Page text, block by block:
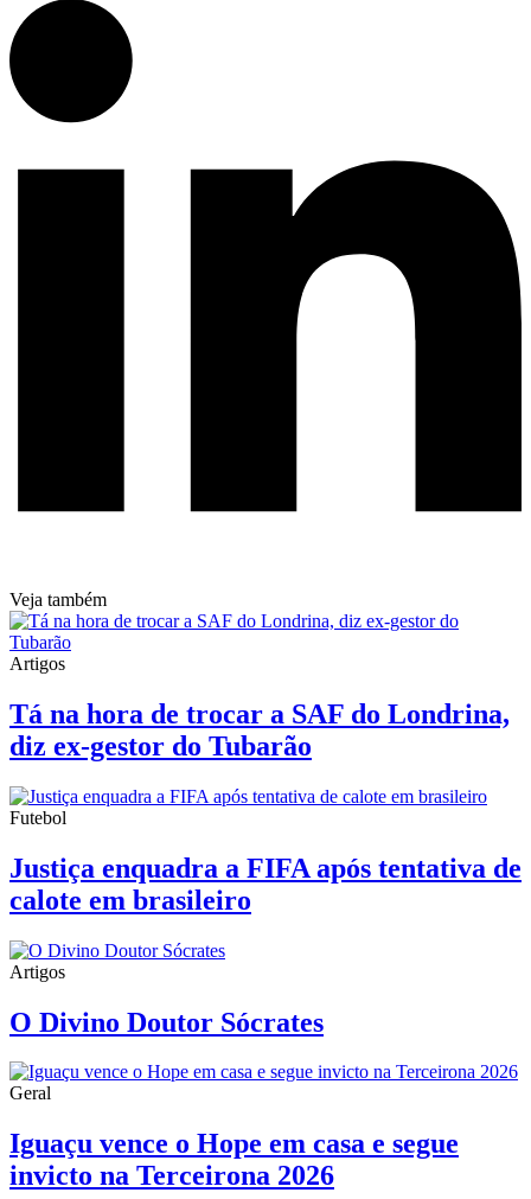
Veja também
Artigos
Tá na hora de trocar a SAF do Londrina,
diz ex-gestor do Tubarão
Futebol
Justiça enquadra a FIFA após tentativa de
calote em brasileiro
Artigos
O Divino Doutor Sócrates
Geral
Iguaçu vence o Hope em casa e segue
invicto na Terceirona 2026